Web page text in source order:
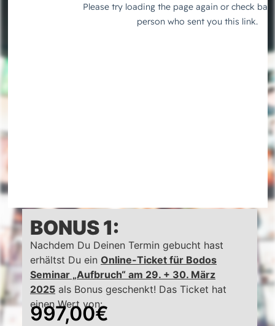
BONUS 1:
Nachdem Du Deinen Termin gebucht hast
erhältst Du ein Online-Ticket für Bodos
Seminar „Aufbruch“ am 29. + 30. März
2025 als Bonus geschenkt! Das Ticket hat
einen Wert von:
997,00€